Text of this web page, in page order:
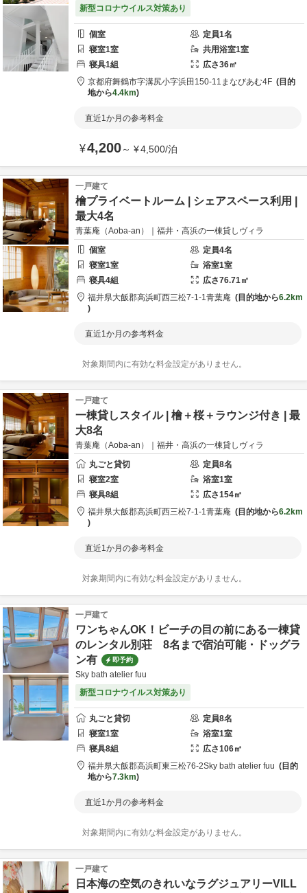
新型コロナウイルス対策あり
個室 定員1名
寝室1室 共用浴室1室
寝具1組 広さ36㎡
京都府舞鶴市字溝尻小字浜田150-11 まなびあむ4F
目的
地から4.4km
直近1か月の参考料金
¥4,200～ ¥4,500/泊
一戸建て
檜プライベートルーム | シェアスペース利用 |
最大4名
青葉庵（Aoba-an）｜福井・高浜の一棟貸しヴィラ
個室
定員4名
寝室1室 浴室1室
寝具4組 広さ76.71㎡
福井県大飯郡高浜町西三松7-1-1青葉庵 目的地から6.2km
直近1か月の参考料金
対象期間内に有効な料金設定がありません。
一戸建て
一棟貸しスタイル | 檜＋桜＋ラウンジ付き | 最
大8名
青葉庵（Aoba-an）｜福井・高浜の一棟貸しヴィラ
丸ごと貸切
定員8名
寝室2室 浴室1室
寝具8組 広さ154㎡
福井県大飯郡高浜町西三松7-1-1青葉庵 目的地から6.2km
直近1か月の参考料金
対象期間内に有効な料金設定がありません。
一戸建て
ワンちゃんOK！ビーチの目の前にある一棟貸
のレンタル別荘 8名まで宿泊可能・ドッグラ
ン有
即予約
Sky bath atelier fuu
新型コロナウイルス対策あり
丸ごと貸切 定員8名
寝室1室 浴室1室
寝具8組 広さ106㎡
福井県大飯郡高浜町東三松76-2Sky bath atelier fuu
目的
地から7.3km
直近1か月の参考料金
対象期間内に有効な料金設定がありません。
一戸建て
日本海の空気のきれいなラグジュアリーVILL